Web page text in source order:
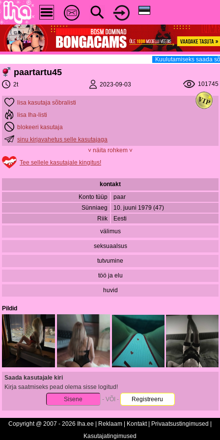
Kuulutamiseks saada
paartartu45
2t 2023-09-03 101745
lisa kasutaja sõbralisti
lisa Iha-listi
blokeeri kasutaja
sinu kirjavahetus selle kasutajaga
˅ näita rohkem ˅
Tee sellele kasutajale kingitus!
kontakt
Konto tüüp
paar
Sünniaeg
10. juuni 1979 (47)
Riik
Eesti
välimus
seksuaalsus
tutvumine
töö ja elu
huvid
Pildid
Saada kasutajale kiri
Kirja saatmiseks pead olema sisse logitud!
Sisene
- VÕI - Registreeru
Copyright @ 2007 - 2026 Iha.ee | Reklaam Kontakt| Privaatsustingimused
Kasutajatingimused